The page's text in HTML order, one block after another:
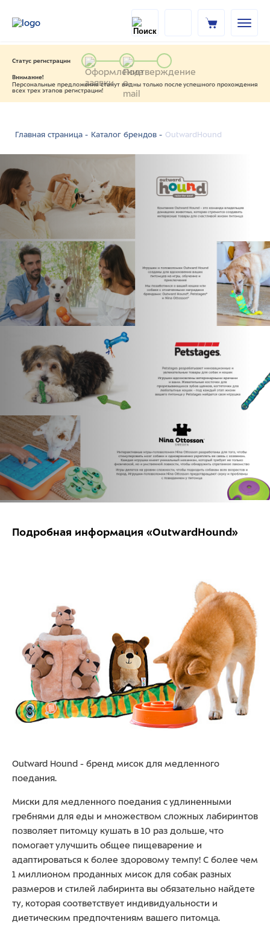
Статус регистрации
Внимание!
Персональные предложения станут видны только после успешного прохождения
всех трех этапов регистрации!
Главная страница - Каталог брендов - OutwardHound
Подробная информация «OutwardHound»
Outward Hound - бренд мисок для медленного
поедания.
Миски для медленного поедания с удлиненными
гребнями для еды и множеством сложных лабиринтов
позволяет питомцу кушать в 10 раз дольше, что
помогает улучшить общее пищеварение и
адаптироваться к более здоровому темпу! С более чем
1 миллионом проданных мисок для собак разных
размеров и стилей лабиринта вы обязательно найдете
ту, которая соответствует индивидуальности и
диетическим предпочтениям вашего питомца.